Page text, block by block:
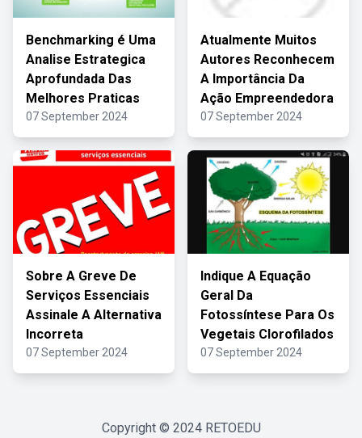
Benchmarking é Uma
Analise Estrategica
Aprofundada Das
Melhores Praticas
07 September 2024
Atualmente Muitos
Autores Reconhecem
A Importância Da
Ação Empreendedora
07 September 2024
Sobre A Greve De
Serviços Essenciais
Assinale A Alternativa
Incorreta
07 September 2024
Indique A Equação
Geral Da
Fotossíntese Para Os
Vegetais Clorofilados
07 September 2024
Copyright © 2024 RETOEDU